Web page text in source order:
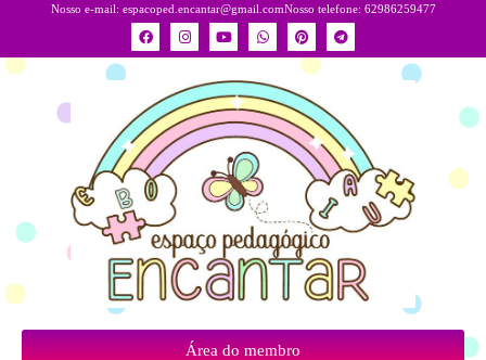
Nosso e-mail: espacoped.encantar@gmail.comNosso telefone: 62986259477
Área do membro